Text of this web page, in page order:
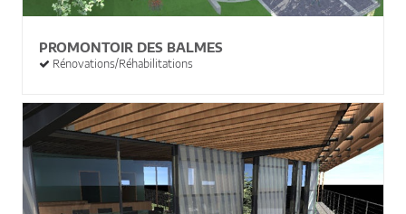
PROMONTOIR DES BALMES
Rénovations/Réhabilitations